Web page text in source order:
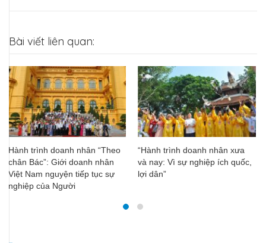
Bài viết liên quan:
Hành trình doanh nhân “Theo
chân Bác”: Giới doanh nhân
Việt Nam nguyện tiếp tục sự
nghiệp của Người
“Hành trình doanh nhân xưa
và nay: Vì sự nghiệp ích quốc,
lợi dân”